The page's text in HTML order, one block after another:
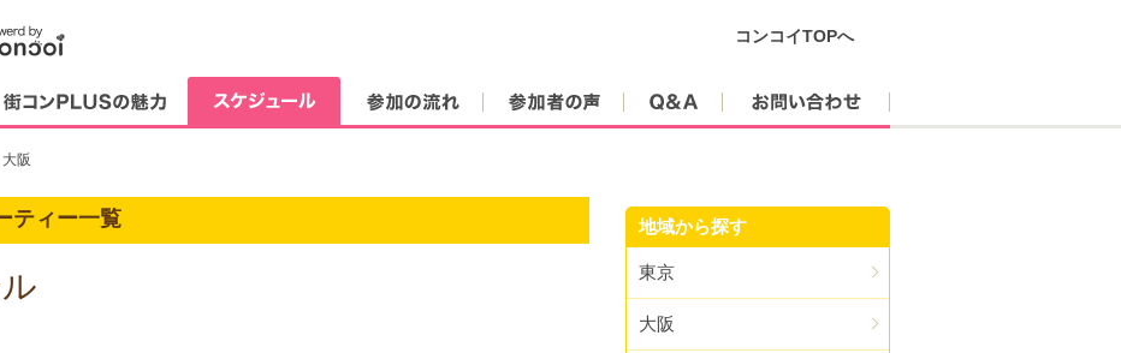
コンコイTOPへ
街コンPLUSの魅力 スケジュール 参加の流れ 参加者の声
大阪
ティー一覧 地域から探す
東京
大阪